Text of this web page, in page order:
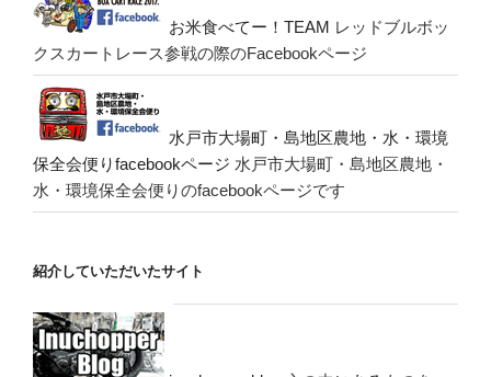
お米食べてー！TEAM レッドブルボッ
クスカートレース参戦の際のFacebookページ
水戸市大場町・島地区農地・水・環境
保全会便りfacebookページ 水戸市大場町・島地区農地・
水・環境保全会便りのfacebookページです
紹介していただいたサイト